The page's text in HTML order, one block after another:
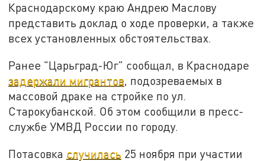
Краснодарскому краю Андрею Маслову
представить доклад о ходе проверки, а также
всех установленных обстоятельствах.
Ранее "Царьград-Юг" сообщал, в Краснодаре
задержали мигрантов, подозреваемых в
массовой драке на стройке по ул.
Старокубанской. Об этом сообщили в пресс-
службе УМВД России по городу.
Потасовка случилась 25 ноября при участии